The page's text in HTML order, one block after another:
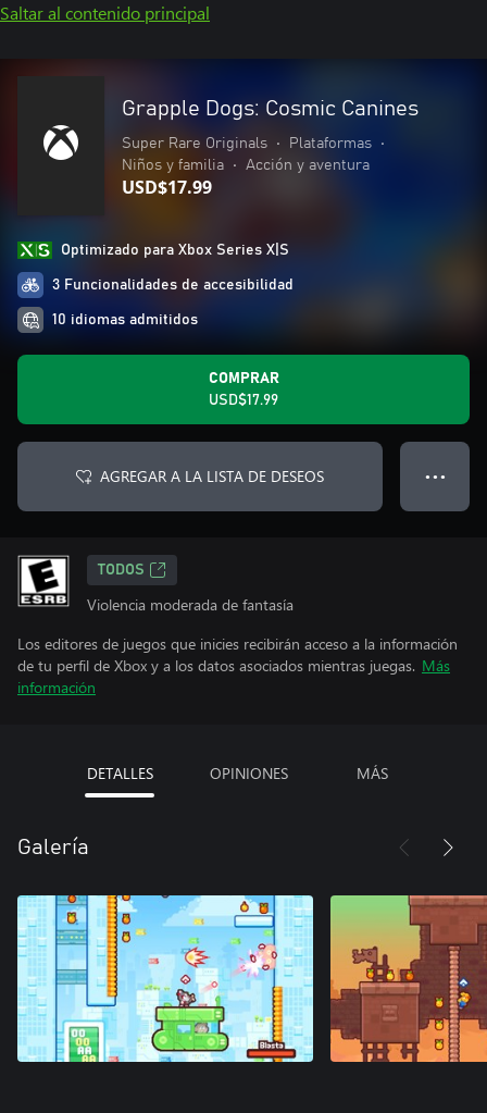
Saltar al contenido principal
Grapple Dogs: Cosmic Canines
Super Rare Originals • Plataformas
•
Niños y familia
• Acción y aventura
USD$17.99
Optimizado para Xbox Series X|S
3 Funcionalidades de accesibilidad
10 idiomas admitidos
COMPRAR
USD$17.99
AGREGAR A LA LISTA DE DESEOS ● ● ●
TODOS
Violencia moderada de fantasía
Los editores de juegos que inicies recibirán acceso a la información
de tu perfil de Xbox y a los datos asociados mientras juegas. Más
información
DETALLES OPINIONES MÁS
Galería